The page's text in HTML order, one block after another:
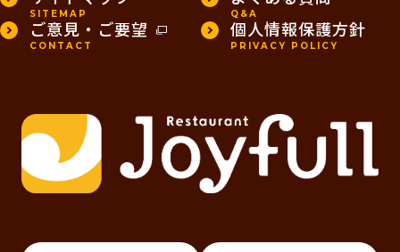
SITEMAP Q&A
ご意見・ご要望
CONTACT
個人情報保護方針
PRIVACY POLICY